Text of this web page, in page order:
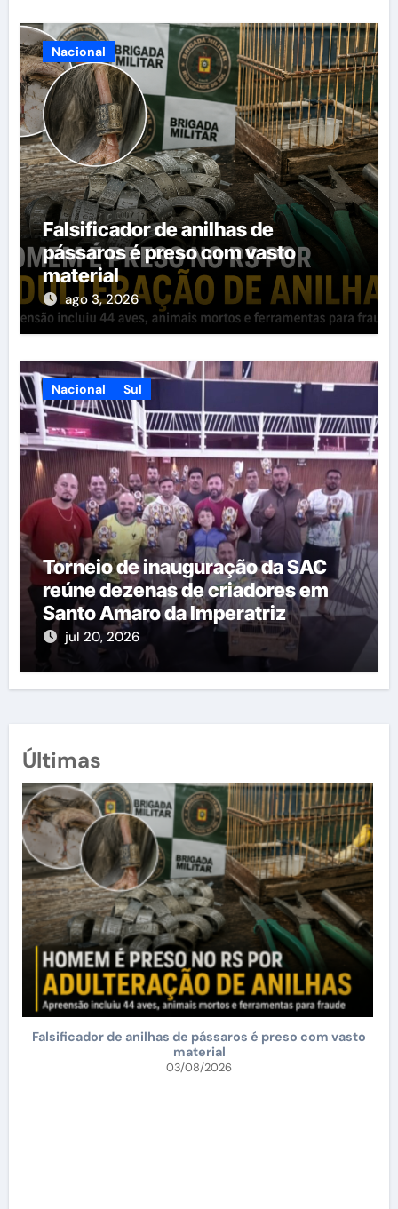
Nacional
Falsificador de anilhas de
pássaros é preso com vasto
material
ago 3, 2026
Nacional Sul
Torneio de inauguração da SAC
reúne dezenas de criadores em
Santo Amaro da Imperatriz
jul 20, 2026
Últimas
Falsificador de anilhas de pássaros é preso com vasto
material
03/08/2026